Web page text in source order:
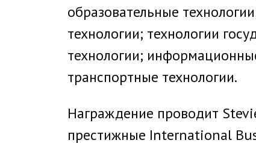
образовательные
технологии; технологии
технологии;
транспортные технологии.
Награждение проводит
престижные International